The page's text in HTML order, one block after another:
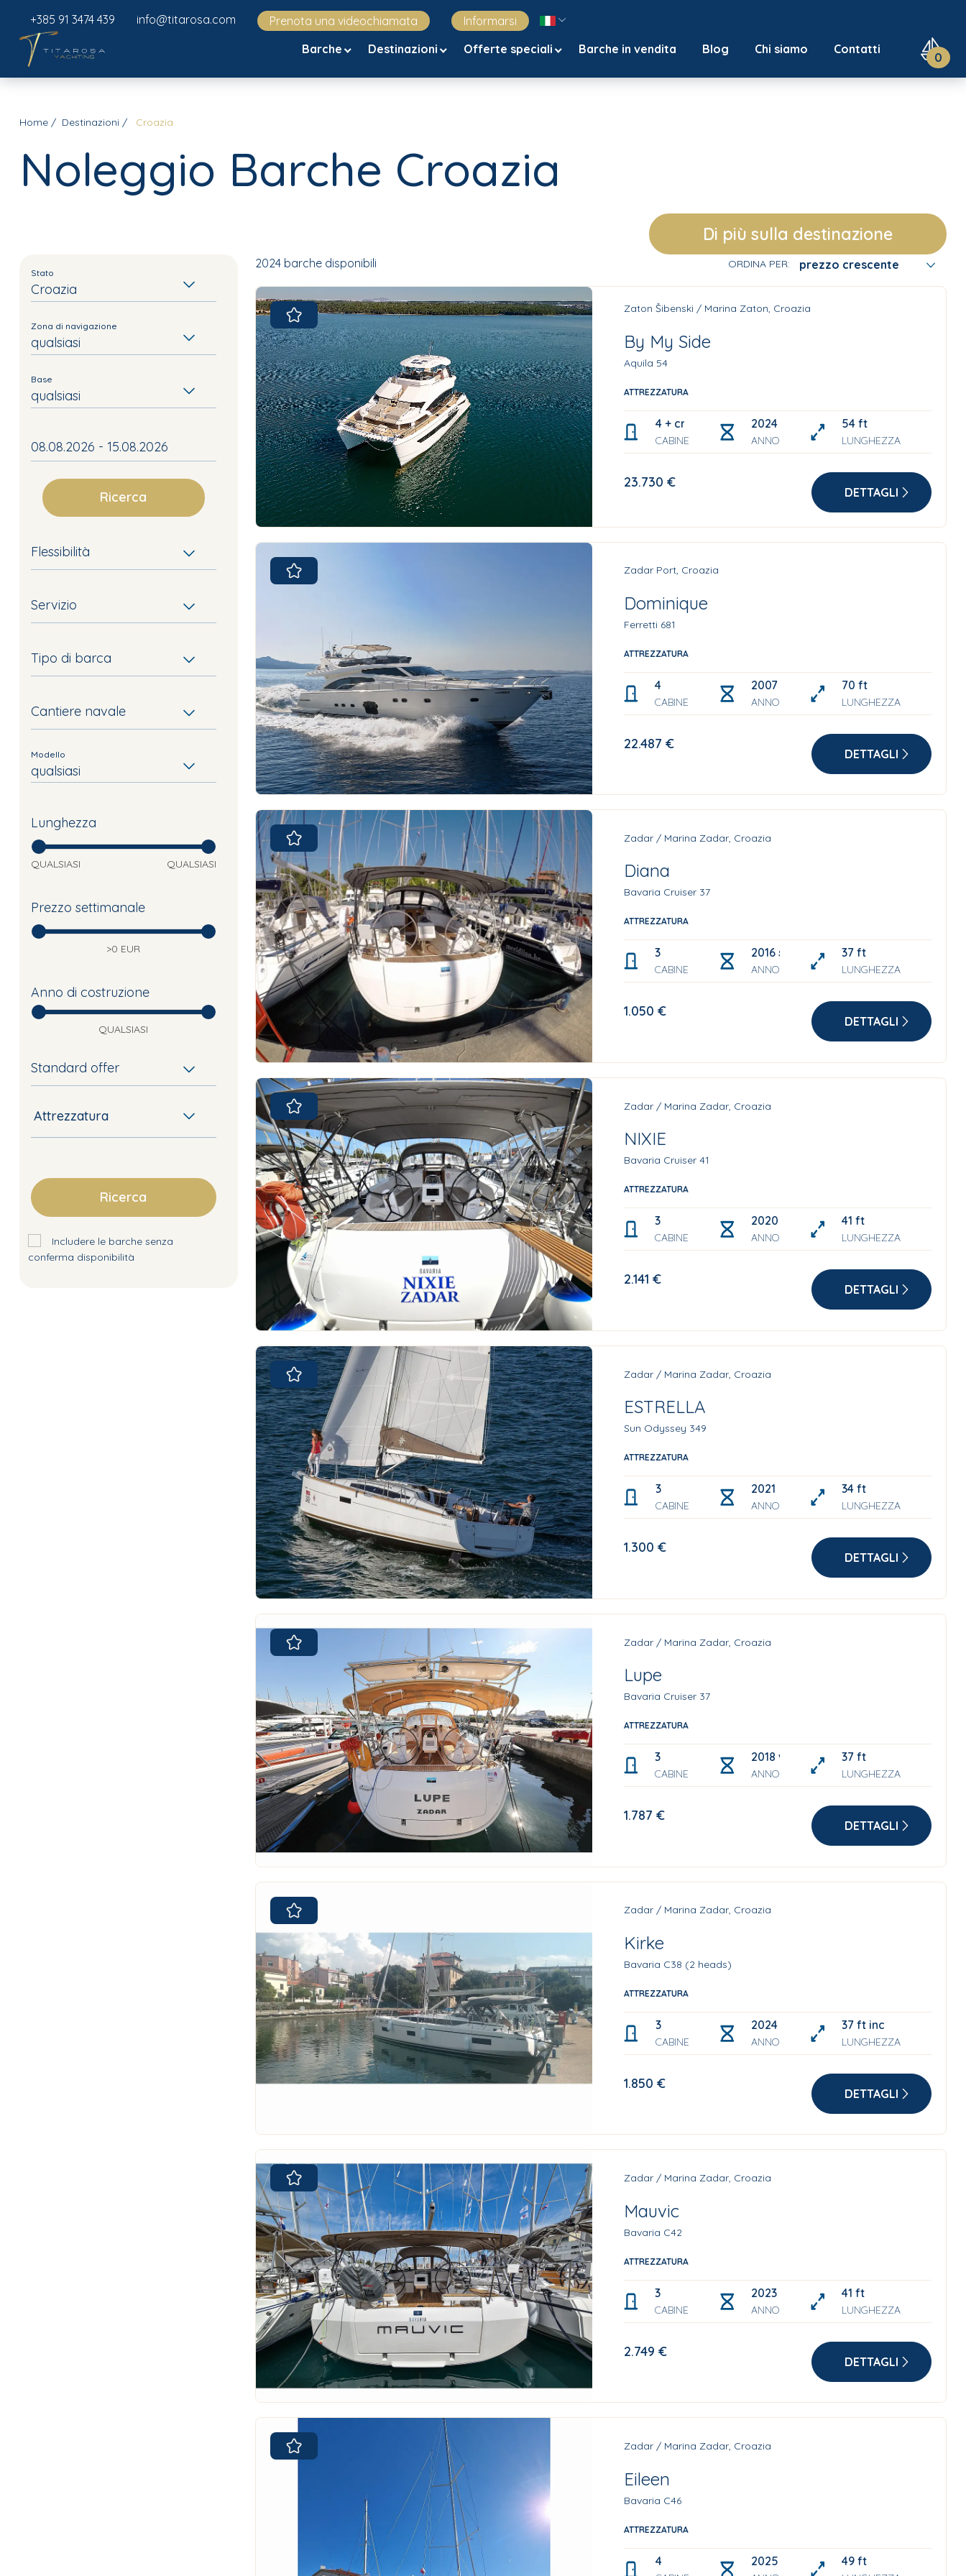
+385 91 3474 439 info@titarosa.com Prenota una videochiamata
Informarsi
Barche
Destinazioni Offerte speciali Barche in vendita Blog Chi siamo Contatti
0
Home Destinazioni Croazia
Noleggio Barche Croazia
Di più sulla destinazione
Stato
Croazia
Zona di navigazione
qualsiasi
Base
qualsiasi
Ricerca
Flessibilità
Servizio
Tipo di barca
Cantiere navale
Modello
qualsiasi
Lunghezza
QUALSIASI QUALSIASI
Prezzo settimanale
>0 EUR
Anno di costruzione
QUALSIASI
Standard offer
Attrezzatura
Ricerca
Includere le barche senza
conferma disponibilità
2024 barche disponibili ORDINA PER: prezzo crescente
Zaton Šibenski / Marina Zaton, Croazia
By My Side
Aquila 54
ATTREZZATURA
4 + crew
CABINE
2024
ANNO
54 ft
LUNGHEZZA
23.730 €
DETTAGLI
Zadar Port, Croazia
Dominique
Ferretti 681
ATTREZZATURA
4
CABINE
2007 Refit 2024
ANNO
70 ft
LUNGHEZZA
22.487 €
DETTAGLI
Zadar / Marina Zadar, Croazia
Diana
Bavaria Cruiser 37
ATTREZZATURA
3
CABINE
2016 sails 2021
ANNO
37 ft
LUNGHEZZA
1.050 €
DETTAGLI
Zadar / Marina Zadar, Croazia
NIXIE
Bavaria Cruiser 41
ATTREZZATURA
3
CABINE
2020 with solar panels
ANNO
41 ft
LUNGHEZZA
2.141 €
DETTAGLI
Zadar / Marina Zadar, Croazia
ESTRELLA
Sun Odyssey 349
ATTREZZATURA
3
CABINE
2021
ANNO
34 ft
LUNGHEZZA
1.300 €
DETTAGLI
Zadar / Marina Zadar, Croazia
Lupe
Bavaria Cruiser 37
ATTREZZATURA
3
CABINE
2018 with solar panels
ANNO
37 ft
LUNGHEZZA
1.787 €
DETTAGLI
Zadar / Marina Zadar, Croazia
Kirke
Bavaria C38 (2 heads)
ATTREZZATURA
3
CABINE
2024
ANNO
37 ft incl. bowsprit
LUNGHEZZA
1.850 €
DETTAGLI
Zadar / Marina Zadar, Croazia
Mauvic
Bavaria C42
ATTREZZATURA
3
CABINE
2023 with solar panels
ANNO
41 ft
LUNGHEZZA
2.749 €
DETTAGLI
Zadar / Marina Zadar, Croazia
Eileen
Bavaria C46
ATTREZZATURA
4 2025 49 ft